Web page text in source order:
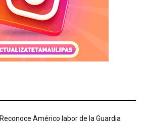
Reconoce Américo labor de la Guardia